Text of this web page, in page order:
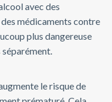
avec des
médicaments contre
plus dangereuse
le risque de